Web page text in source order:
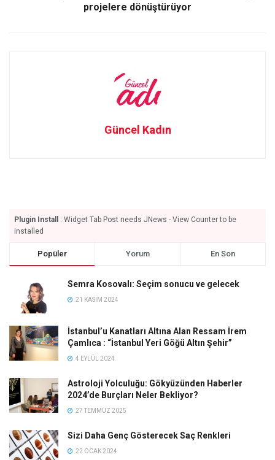
projelere dönüştürüyor
Güncel Kadın
Plugin Install
: Widget Tab Post needs JNews - View Counter to be
installed
Popüler Yorum En Son
Semra Kosovalı: Seçim sonucu ve gelecek
21 KASIM 2024
İstanbul’u Kanatları Altına Alan Ressam İrem
Çamlıca : “İstanbul Yeri Göğü Altın Şehir”
4 EYLÜL 2024
Astroloji Yolculuğu: Gökyüzünden Haberler
2024’de Burçları Neler Bekliyor?
27 TEMMUZ 2025
Sizi Daha Genç Gösterecek Saç Renkleri
22 OCAK 2024